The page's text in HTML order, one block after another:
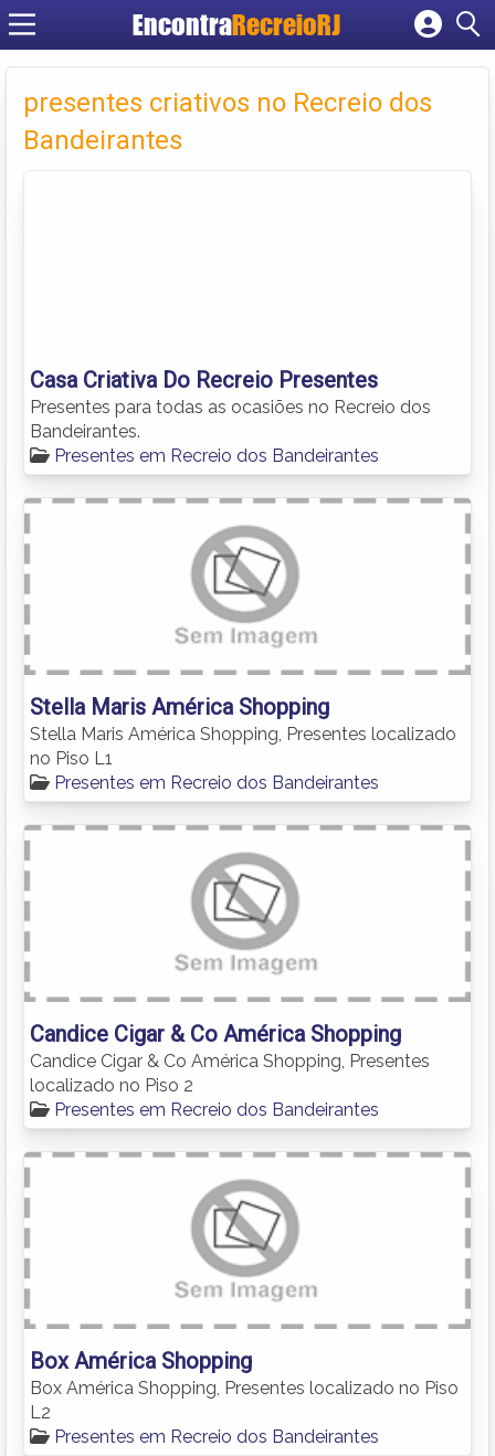
EncontraRecreioRJ
Cadastrar empresa
Criar conta
presentes criativos no Recreio dos
Bandeirantes
Casa Criativa Do Recreio Presentes
Presentes para todas as ocasiões no Recreio dos
Bandeirantes.
Presentes em Recreio dos Bandeirantes
Stella Maris América Shopping
Stella Maris América Shopping, Presentes localizado
no Piso L1
Presentes em Recreio dos Bandeirantes
Candice Cigar & Co América Shopping
Candice Cigar & Co América Shopping, Presentes
localizado no Piso 2
Presentes em Recreio dos Bandeirantes
Box América Shopping
Box América Shopping, Presentes localizado no Piso
L2
Presentes em Recreio dos Bandeirantes